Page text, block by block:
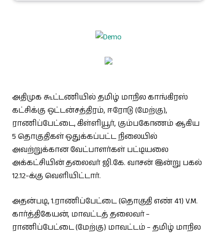
அதிமுக கூட்டணியில் தமிழ் மாநில காங்கிரஸ்
கட்சிக்கு ஒட்டன்சத்திரம், ஈரோடு (மேற்கு),
ராணிப்பேட்டை, கிள்ளியூர், கும்பகோணம் ஆகிய
5 தொகுதிகள் ஒதுக்கப்பட்ட நிலையில்
அவற்றுக்கான வேட்பாளர்கள் பட்டியலை
அக்கட்சியின் தலைவர் ஜி.கே. வாசன் இன்று பகல்
12.12-க்கு வெளியிட்டார்.
அதன்படி, 1.ராணிப்பேட்டை (தொகுதி எண் 41) V.M.
கார்த்திகேயன், மாவட்டத் தலைவர் –
ராணிப்பேட்டை (மேற்கு) மாவட்டம் – தமிழ் மாநில